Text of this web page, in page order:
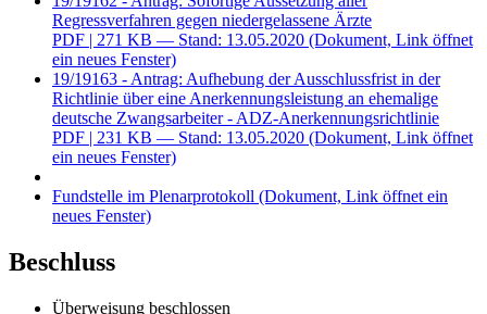
Regressverfahren gegen niedergelassene Ärzte
PDF | 271 KB — Stand: 13.05.2020 (Dokument, Link öffnet
ein neues Fenster)
19/19163 - Antrag: Aufhebung der Ausschlussfrist in der
Richtlinie über eine Anerkennungsleistung an ehemalige
deutsche Zwangsarbeiter - ADZ-Anerkennungsrichtlinie
PDF | 231 KB — Stand: 13.05.2020 (Dokument, Link öffnet
ein neues Fenster)
Fundstelle im Plenarprotokoll (Dokument, Link öffnet ein
neues Fenster)
Beschluss
Überweisung beschlossen